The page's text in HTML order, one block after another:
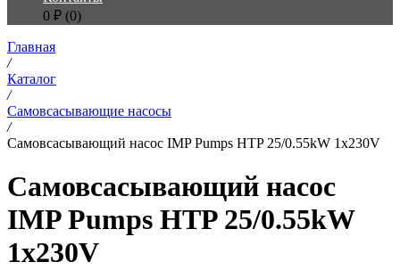
0 ₽ (0)
Главная
/
Каталог
/
Самовсасывающие насосы
/
Самовсасывающий насос IMP Pumps HTP 25/0.55kW 1x230V
Самовсасывающий насос
IMP Pumps HTP 25/0.55kW
1x230V